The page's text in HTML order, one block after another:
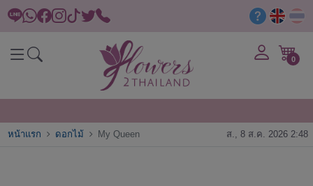
0
หน้าแรก ดอกไม้ My Queen ส., 8 ส.ค. 2026 2:48